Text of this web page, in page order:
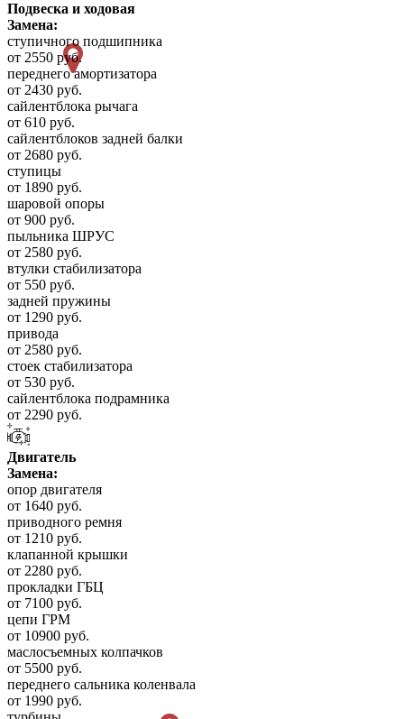
Подвеска и ходовая
Замена:
ступичного подшипника
от 2550 руб.
переднего амортизатора
от 2430 руб.
сайлентблока рычага
от 610 руб.
сайлентблоков задней балки
от 2680 руб.
ступицы
от 1890 руб.
шаровой опоры
от 900 руб.
пыльника ШРУС
от 2580 руб.
втулки стабилизатора
от 550 руб.
задней пружины
от 1290 руб.
привода
от 2580 руб.
стоек стабилизатора
от 530 руб.
сайлентблока подрамника
от 2290 руб.
Двигатель
Замена:
опор двигателя
от 1640 руб.
приводного ремня
от 1210 руб.
клапанной крышки
от 2280 руб.
прокладки ГБЦ
от 7100 руб.
цепи ГРМ
от 10900 руб.
маслосъемных колпачков
от 5500 руб.
переднего сальника коленвала
от 1990 руб.